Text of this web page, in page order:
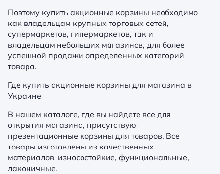
Поэтому купить акционные корзины необходимо
как владельцам крупных торговых сетей,
супермаркетов, гипермаркетов, так и
владельцам небольших магазинов, для более
успешной продажи определенных категорий
товара.
Где купить акционные корзины для магазина в
Украине
В нашем каталоге, где вы найдете все для
открытия магазина, присутствуют
презентационные корзины для товаров. Все
товары изготовлены из качественных
материалов, износостойкие, функциональные,
лаконичные.